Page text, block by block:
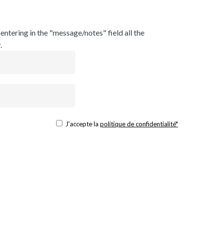
in the "message/notes" field all the
J'accepte la politique de confidentialité*